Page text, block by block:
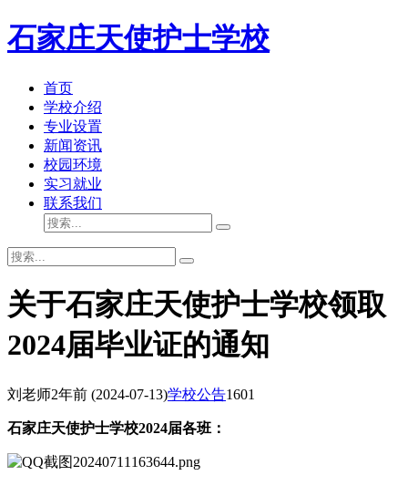
石家庄天使护士学校
首页
学校介绍
专业设置
新闻资讯
校园环境
实习就业
联系我们
关于石家庄天使护士学校领取
2024届毕业证的通知
刘老师2年前 (2024-07-13)学校公告1601
石家庄天使护士学校2024届各班：